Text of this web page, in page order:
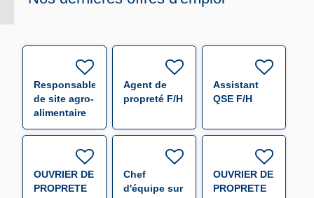
Responsable
de site agro-
alimentaire
F/H
Agent de
propreté F/H
Assistant
QSE F/H
OUVRIER DE
PROPRETE
Chef
d'équipe sur
OUVRIER DE
PROPRETE